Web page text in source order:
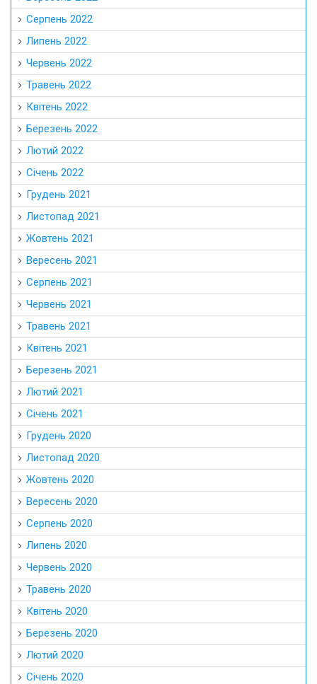
Серпень 2022
Липень 2022
Червень 2022
Травень 2022
Квітень 2022
Березень 2022
Лютий 2022
Січень 2022
Грудень 2021
Листопад 2021
Жовтень 2021
Вересень 2021
Серпень 2021
Червень 2021
Травень 2021
Квітень 2021
Березень 2021
Лютий 2021
Січень 2021
Грудень 2020
Листопад 2020
Жовтень 2020
Вересень 2020
Серпень 2020
Липень 2020
Червень 2020
Травень 2020
Квітень 2020
Березень 2020
Лютий 2020
Січень 2020